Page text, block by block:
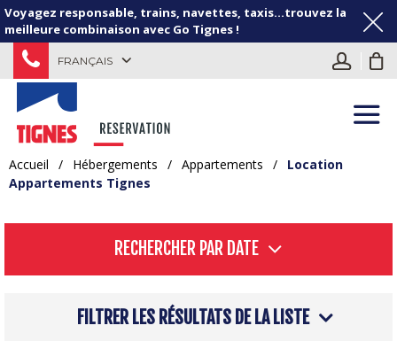
Voyagez responsable, trains, navettes, taxis...trouvez la
meilleure combinaison avec Go Tignes !
FRANÇAIS
Accueil / Hébergements / Appartements /
Location
Appartements Tignes
RECHERCHER PAR DATE
FILTRER LES RÉSULTATS DE LA LISTE